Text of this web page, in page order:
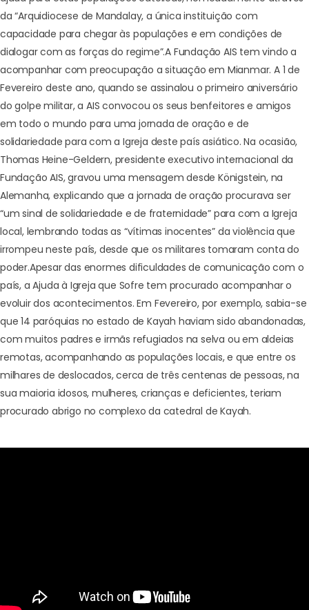
da “Arquidiocese de Mandalay, a única instituição com
capacidade para chegar às populações e em condições de
dialogar com as forças do regime”.A Fundação AIS tem vindo a
acompanhar com preocupação a situação em Mianmar. A 1 de
Fevereiro deste ano, quando se assinalou o primeiro aniversário
do golpe militar, a AIS convocou os seus benfeitores e amigos
em todo o mundo para uma jornada de oração e de
solidariedade para com a Igreja deste país asiático. Na ocasião,
Thomas Heine-Geldern, presidente executivo internacional da
Fundação AIS, gravou uma mensagem desde Königstein, na
Alemanha, explicando que a jornada de oração procurava ser
“um sinal de solidariedade e de fraternidade” para com a Igreja
local, lembrando todas as “vítimas inocentes” da violência que
irrompeu neste país, desde que os militares tomaram conta do
poder.Apesar das enormes dificuldades de comunicação com o
país, a Ajuda à Igreja que Sofre tem procurado acompanhar o
evoluir dos acontecimentos. Em Fevereiro, por exemplo, sabia-se
que 14 paróquias no estado de Kayah haviam sido abandonadas,
com muitos padres e irmãs refugiados na selva ou em aldeias
remotas, acompanhando as populações locais, e que entre os
milhares de deslocados, cerca de três centenas de pessoas, na
sua maioria idosos, mulheres, crianças e deficientes, teriam
procurado abrigo no complexo da catedral de Kayah.